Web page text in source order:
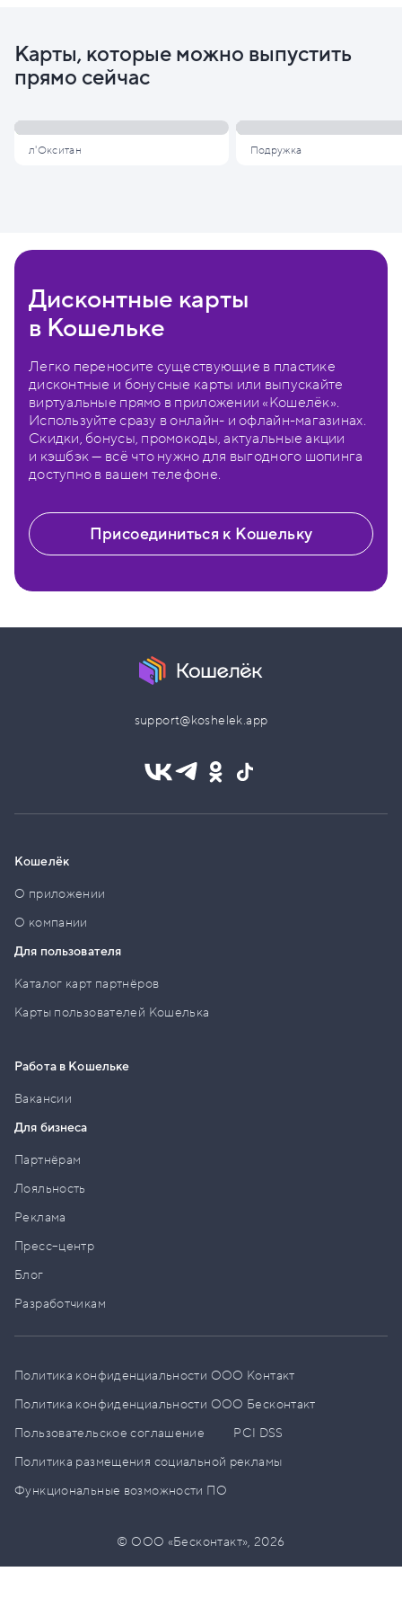
Карты, которые можно выпустить
прямо сейчас
л'Окситан Подружка
Дисконтные карты
в Кошельке
Легко переносите существующие в пластике
дисконтные и бонусные карты или выпускайте
виртуальные прямо в приложении «Кошелёк».
Используйте сразу в онлайн- и офлайн-магазинах.
Скидки, бонусы, промокоды, актуальные акции
и кэшбэк — всё что нужно для выгодного шопинга
доступно в вашем телефоне.
Присоединиться к Кошельку
support@koshelek.app
Кошелёк
О приложении
О компании
Для пользователя
Каталог карт партнёров
Карты пользователей Кошелька
Работа в Кошельке
Вакансии
Для бизнеса
Партнёрам
Лояльность
Реклама
Пресс–центр
Блог
Разработчикам
Политика конфиденциальности ООО Контакт
Политика конфиденциальности ООО Бесконтакт
Пользовательское соглашение
PCI DSS
Политика размещения социальной рекламы
Функциональные возможности ПО
© ООО «Бесконтакт»,2026